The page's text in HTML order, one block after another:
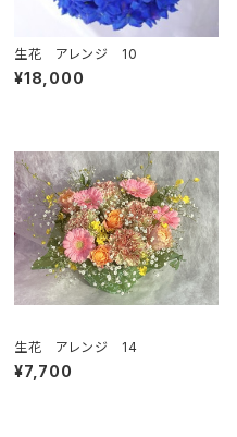
生花 アレンジ 10
¥18,000
生花 アレンジ 14
¥7,700